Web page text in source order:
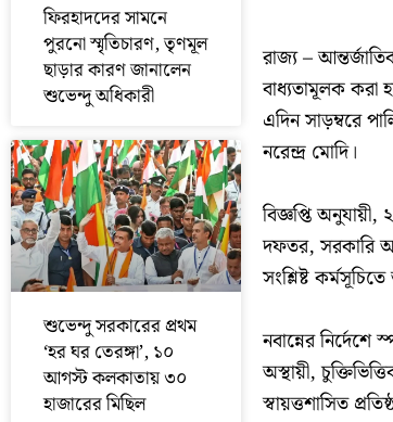
ফিরহাদদের সামনে
পুরনো স্মৃতিচারণ, তৃণমূল
ছাড়ার কারণ জানালেন
শুভেন্দু অধিকারী
শুভেন্দু সরকারের প্রথম
‘হর ঘর তেরঙ্গা’, ১০
আগস্ট কলকাতায় ৩০
হাজারের মিছিল
রাজ্য –
বাধ্যতামূলক করা
এদিন সাড়ম্বরে
নরেন্দ্র মোদি।
বিজ্ঞপ্তি
দফতর, সরকারি
সংশ্লিষ্ট
নবান্নের
অস্থায়ী,
স্বায়ত্তশাসিত